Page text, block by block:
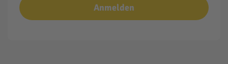
Anmelden